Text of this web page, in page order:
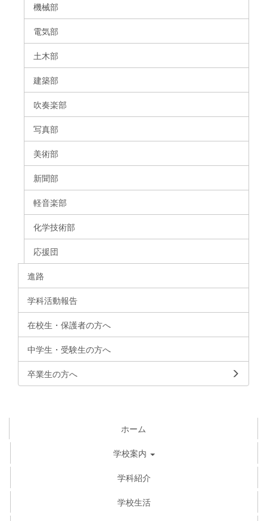
機械部
電気部
土木部
建築部
吹奏楽部
写真部
美術部
新聞部
軽音楽部
化学技術部
応援団
進路
学科活動報告
在校生・保護者の方へ
中学生・受験生の方へ
卒業生の方へ
ホーム
学校案内
学科紹介
学校生活